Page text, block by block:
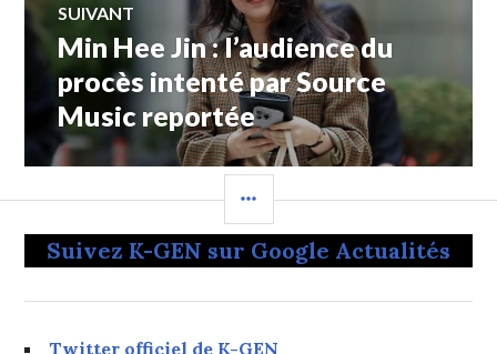
SUIVANT
Article
Suivant:
Min Hee Jin : l’audience du
procès intenté par Source
Music reportée
LATÉRALE
Suivez K-GEN sur Google Actualités
Twitter officiel de K-GEN